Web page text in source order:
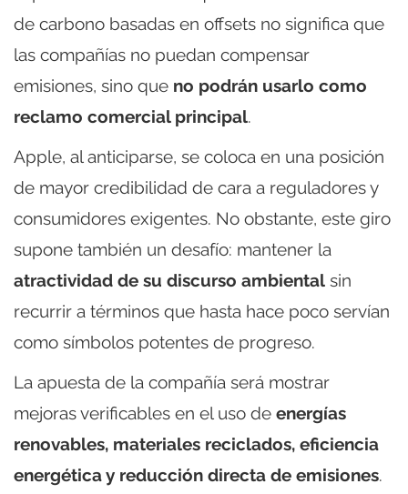
de carbono basadas en offsets no significa que
las compañías no puedan compensar
emisiones, sino que no podrán usarlo como
reclamo comercial principal.
Apple, al anticiparse, se coloca en una posición
de mayor credibilidad de cara a reguladores y
consumidores exigentes. No obstante, este giro
supone también un desafío: mantener la
atractividad de su discurso ambiental sin
recurrir a términos que hasta hace poco servían
como símbolos potentes de progreso.
La apuesta de la compañía será mostrar
mejoras verificables en el uso de energías
renovables, materiales reciclados, eficiencia
energética y reducción directa de emisiones.